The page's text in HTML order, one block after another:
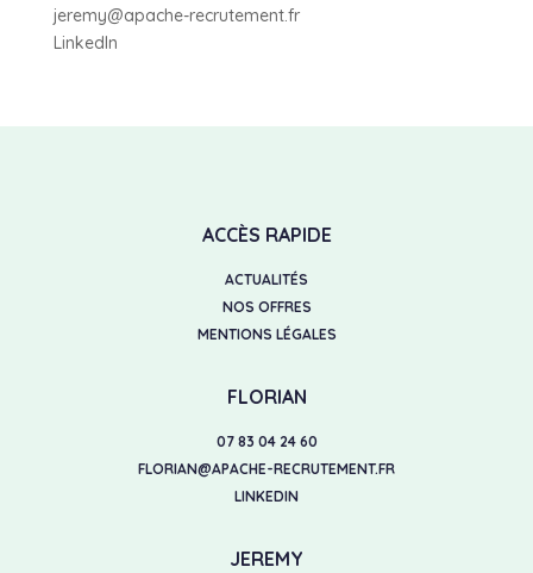
jeremy@apache-recrutement.fr
LinkedIn
ACCÈS RAPIDE
ACTUALITÉS
NOS OFFRES
MENTIONS LÉGALES
FLORIAN
07 83 04 24 60
FLORIAN@APACHE-RECRUTEMENT.FR
LINKEDIN
JEREMY